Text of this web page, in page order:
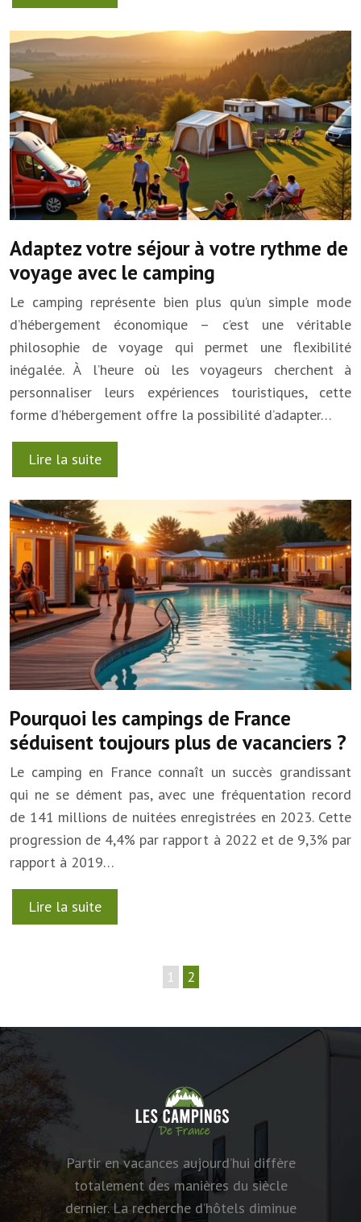
Adaptez votre séjour à votre rythme de
voyage avec le camping
Le camping représente bien plus qu’un simple mode
d’hébergement économique – c’est une véritable
philosophie de voyage qui permet une flexibilité
inégalée. À l’heure où les voyageurs cherchent à
personnaliser leurs expériences touristiques, cette
forme d’hébergement offre la possibilité d’adapter…
Lire la suite
Pourquoi les campings de France
séduisent toujours plus de vacanciers ?
Le camping en France connaît un succès grandissant
qui ne se dément pas, avec une fréquentation record
de 141 millions de nuitées enregistrées en 2023. Cette
progression de 4,4% par rapport à 2022 et de 9,3% par
rapport à 2019…
Lire la suite
1 2
Partir en vacances aujourd’hui diffère
totalement des manières du siècle
dernier. La recherche d’hôtels diminue